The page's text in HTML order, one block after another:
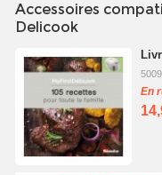
Accessoires
Delicook
En